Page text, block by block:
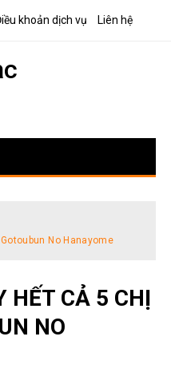
khoản dịch vụ Liên hệ
No Hanayome
NO